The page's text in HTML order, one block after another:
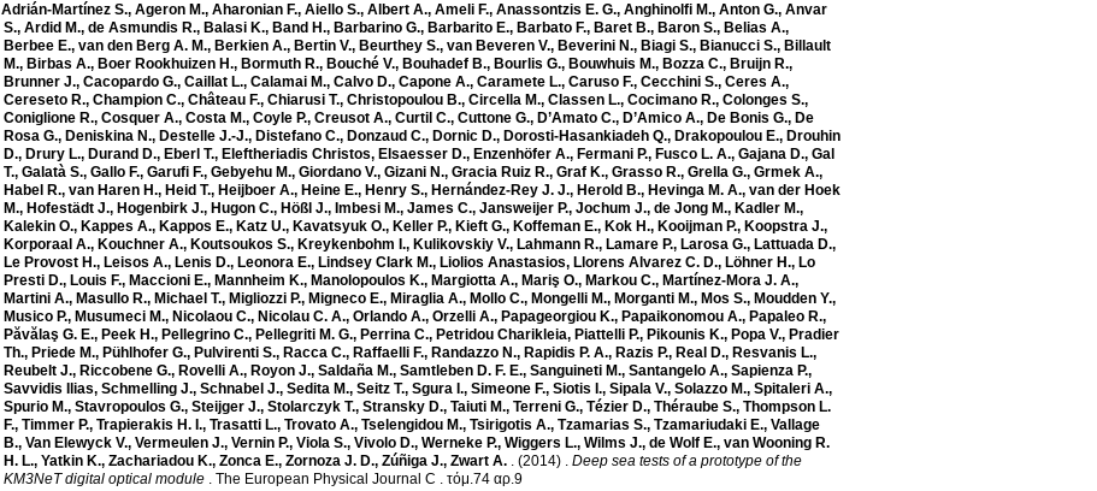
Adrián-Martínez S., Ageron M., Aharonian F., Aiello S., Albert A., Ameli F., Anassontzis E. G., Anghinolfi M., Anton G., Anvar
S., Ardid M., de Asmundis R., Balasi K., Band H., Barbarino G., Barbarito E., Barbato F., Baret B., Baron S., Belias A.,
Berbee E., van den Berg A. M., Berkien A., Bertin V., Beurthey S., van Beveren V., Beverini N., Biagi S., Bianucci S., Billault
M., Birbas A., Boer Rookhuizen H., Bormuth R., Bouché V., Bouhadef B., Bourlis G., Bouwhuis M., Bozza C., Bruijn R.,
Brunner J., Cacopardo G., Caillat L., Calamai M., Calvo D., Capone A., Caramete L., Caruso F., Cecchini S., Ceres A.,
Cereseto R., Champion C., Château F., Chiarusi T., Christopoulou B., Circella M., Classen L., Cocimano R., Colonges S.,
Coniglione R., Cosquer A., Costa M., Coyle P., Creusot A., Curtil C., Cuttone G., D’Amato C., D’Amico A., De Bonis G., De
Rosa G., Deniskina N., Destelle J.-J., Distefano C., Donzaud C., Dornic D., Dorosti-Hasankiadeh Q., Drakopoulou E., Drouhin
D., Drury L., Durand D., Eberl T., Eleftheriadis Christos, Elsaesser D., Enzenhöfer A., Fermani P., Fusco L. A., Gajana D., Gal
T., Galatà S., Gallo F., Garufi F., Gebyehu M., Giordano V., Gizani N., Gracia Ruiz R., Graf K., Grasso R., Grella G., Grmek A.,
Habel R., van Haren H., Heid T., Heijboer A., Heine E., Henry S., Hernández-Rey J. J., Herold B., Hevinga M. A., van der Hoek
M., Hofestädt J., Hogenbirk J., Hugon C., Hößl J., Imbesi M., James C., Jansweijer P., Jochum J., de Jong M., Kadler M.,
Kalekin O., Kappes A., Kappos E., Katz U., Kavatsyuk O., Keller P., Kieft G., Koffeman E., Kok H., Kooijman P., Koopstra J.,
Korporaal A., Kouchner A., Koutsoukos S., Kreykenbohm I., Kulikovskiy V., Lahmann R., Lamare P., Larosa G., Lattuada D.,
Le Provost H., Leisos A., Lenis D., Leonora E., Lindsey Clark M., Liolios Anastasios, Llorens Alvarez C. D., Löhner H., Lo
Presti D., Louis F., Maccioni E., Mannheim K., Manolopoulos K., Margiotta A., Mariş O., Markou C., Martínez-Mora J. A.,
Martini A., Masullo R., Michael T., Migliozzi P., Migneco E., Miraglia A., Mollo C., Mongelli M., Morganti M., Mos S., Moudden Y.,
Musico P., Musumeci M., Nicolaou C., Nicolau C. A., Orlando A., Orzelli A., Papageorgiou K., Papaikonomou A., Papaleo R.,
Păvălaş G. E., Peek H., Pellegrino C., Pellegriti M. G., Perrina C., Petridou Charikleia, Piattelli P., Pikounis K., Popa V., Pradier
Th., Priede M., Pühlhofer G., Pulvirenti S., Racca C., Raffaelli F., Randazzo N., Rapidis P. A., Razis P., Real D., Resvanis L.,
Reubelt J., Riccobene G., Rovelli A., Royon J., Saldaña M., Samtleben D. F. E., Sanguineti M., Santangelo A., Sapienza P.,
Savvidis Ilias, Schmelling J., Schnabel J., Sedita M., Seitz T., Sgura I., Simeone F., Siotis I., Sipala V., Solazzo M., Spitaleri A.,
Spurio M., Stavropoulos G., Steijger J., Stolarczyk T., Stransky D., Taiuti M., Terreni G., Tézier D., Théraube S., Thompson L.
F., Timmer P., Trapierakis H. I., Trasatti L., Trovato A., Tselengidou M., Tsirigotis A., Tzamarias S., Tzamariudaki E., Vallage
B., Van Elewyck V., Vermeulen J., Vernin P., Viola S., Vivolo D., Werneke P., Wiggers L., Wilms J., de Wolf E., van Wooning R.
H. L., Yatkin K., Zachariadou K., Zonca E., Zornoza J. D., Zúñiga J., Zwart A. . (2014) . Deep sea tests of a prototype of the
KM3NeT digital optical module . The European Physical Journal C . τόμ.74 αρ.9